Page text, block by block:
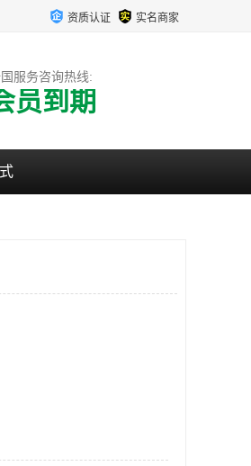
资质认证 实名商家
服务咨询热线:
员到期